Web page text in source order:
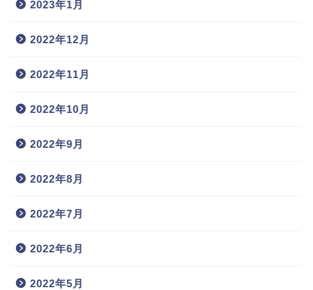
2023年1月
2022年12月
2022年11月
2022年10月
2022年9月
2022年8月
2022年7月
2022年6月
2022年5月